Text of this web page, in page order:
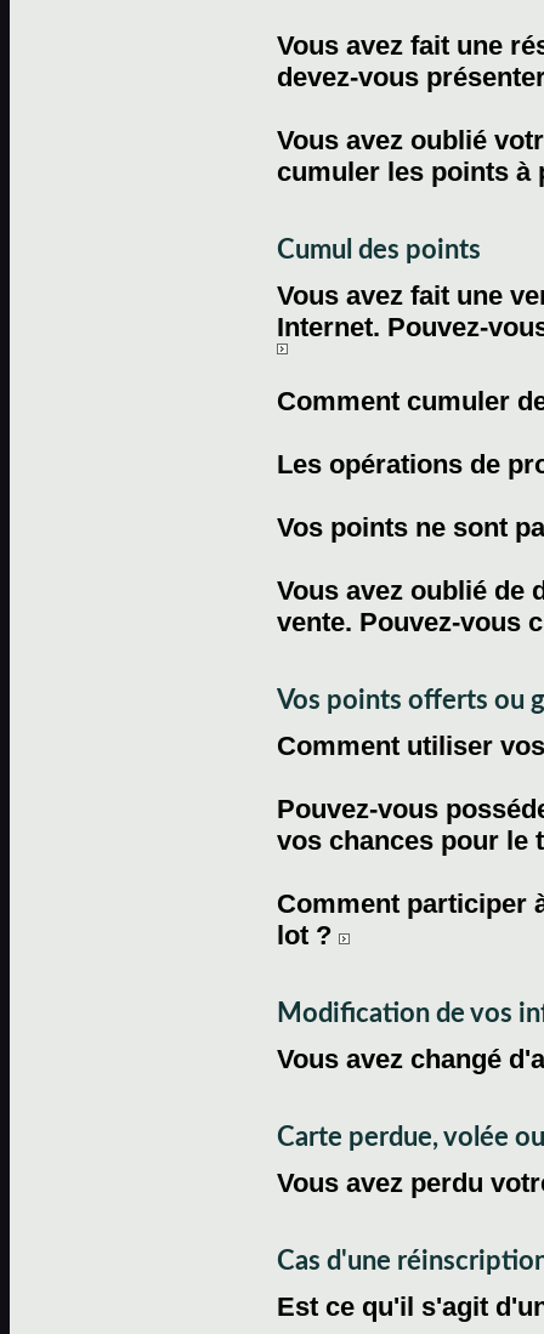
Vous avez fait une
devez-vous
Vous avez oublié
cumuler les points
Cumul des points
Vous avez fait une
Internet. Pouvez-
Comment cumuler
Les opérations de
Vos points ne sont
Vous avez oublié de
vente. Pouvez-vous
Vos points offerts ou
Comment utiliser
Pouvez-vous
vos chances pour le
Comment participer
lot ?
Modification de vos
Vous avez changé
Carte perdue, volée
Vous avez perdu
Cas d'une
Est ce qu'il s'agit